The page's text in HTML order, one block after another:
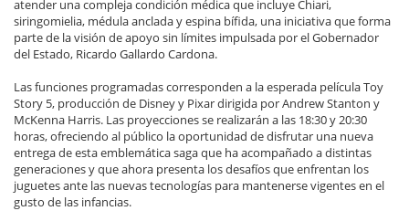
atender una compleja condición médica que incluye Chiari,
siringomielia, médula anclada y espina bífida, una iniciativa que forma
parte de la visión de apoyo sin límites impulsada por el Gobernador
del Estado, Ricardo Gallardo Cardona.
Las funciones programadas corresponden a la esperada película Toy
Story 5, producción de Disney y Pixar dirigida por Andrew Stanton y
McKenna Harris. Las proyecciones se realizarán a las 18:30 y 20:30
horas, ofreciendo al público la oportunidad de disfrutar una nueva
entrega de esta emblemática saga que ha acompañado a distintas
generaciones y que ahora presenta los desafíos que enfrentan los
juguetes ante las nuevas tecnologías para mantenerse vigentes en el
gusto de las infancias.